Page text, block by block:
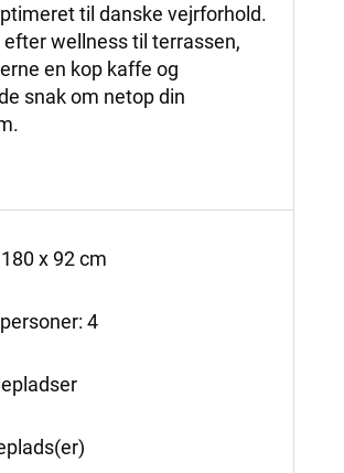
til danske vejrforhold.
efter wellness til terrassen,
en kop kaffe og
snak om netop din
x 92 cm
4